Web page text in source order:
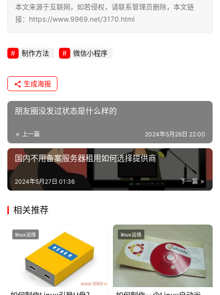
本文来源于互联网，如若侵权，请联系管理员删除，本文链
接：https://www.9969.net/3170.html
制作方法 微信小程序
生成海报
朋友圈没发过状态是什么样的
上一篇 2024年5月26日 22:00
国内不用备案服务器租用如何选择提供商
下一篇
2024年5月27日 01:36
相关推荐
linux运维 linux运维